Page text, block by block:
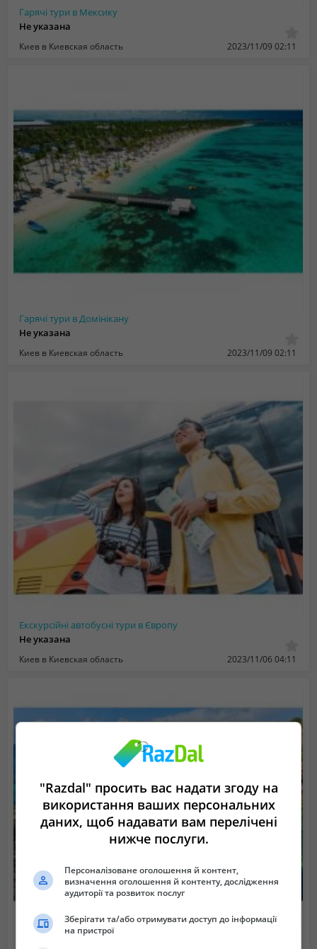
Гарячі тури в Мексику
Не указана
Киев в Киевская область 2023/11/09 02:11
Гарячі тури в Домінікану
Не указана
Киев в Киевская область 2023/11/09 02:11
Екскурсійні автобусні тури в Європу
Не указана
Киев в Киевская область 2023/11/06 04:11
Гарячі тури на Мальту
Не указана
"Razdal" просить вас надати згоду на
використання ваших персональних
даних, щоб надавати вам перелічені
нижче послуги.
Персоналізоване оголошення й контент,
визначення оголошення й контенту, дослідження
аудиторії та розвиток послуг
Зберігати та/або отримувати доступ до інформації
на пристрої